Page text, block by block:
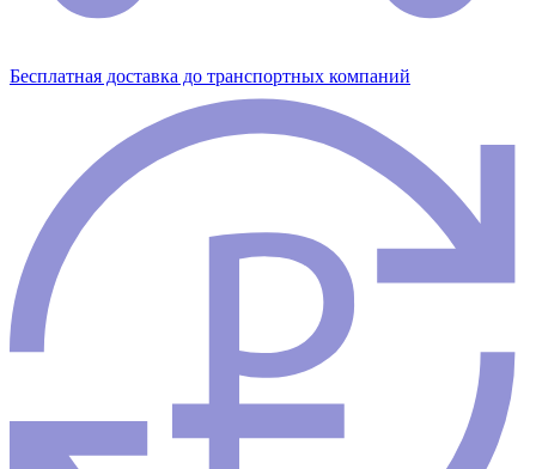
Бесплатная доставка до транспортных компаний